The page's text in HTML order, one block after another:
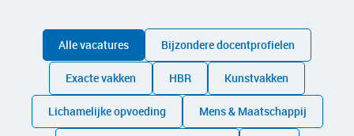
Alle vacatures Bijzondere docentprofielen
Exacte vakken HBR Kunstvakken
Lichamelijke opvoeding Mens & Maatschappij